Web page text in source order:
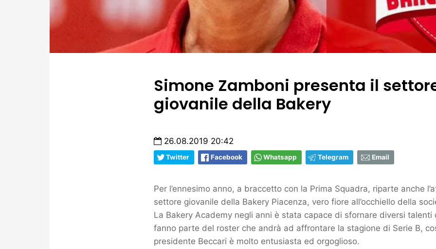
Simone Zamboni presenta il
giovanile della Bakery
26.08.2019 20:42
Twitter Facebook Whatsapp Telegram Email
Per l’ennesimo anno, a braccetto con la Prima Squadra, riparte anche
settore giovanile della Bakery Piacenza, vero fiore all’occhiello della
La Bakery Academy negli anni è stata capace di sfornare diversi talenti
fanno parte del roster che andrà ad affrontare la stagione di Serie B,
presidente Beccari è molto entusiasta ed orgoglioso.